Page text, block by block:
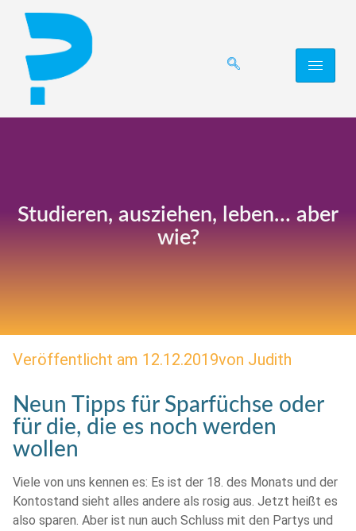
Studieren, ausziehen, leben… aber
wie?
Veröffentlicht am 12.12.2019von Judith
Neun Tipps für Sparfüchse oder
für die, die es noch werden
wollen
Viele von uns kennen es: Es ist der 18. des Monats und der
Kontostand sieht alles andere als rosig aus. Jetzt heißt es
also sparen. Aber ist nun auch Schluss mit den Partys und